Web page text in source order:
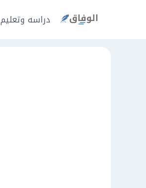
دراسه وتعليم